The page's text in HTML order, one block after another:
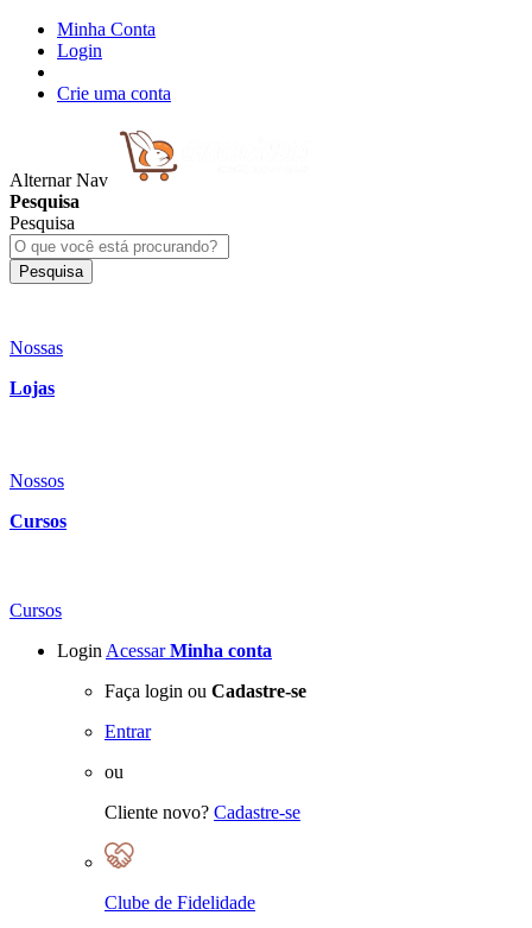
Minha Conta
Login
Crie uma conta
Alternar Nav
Pesquisa
Pesquisa
Pesquisa
Nossas
Lojas
Nossos
Cursos
Cursos
Login Acessar Minha conta
Faça login ou Cadastre-se
Entrar
ou
Cliente novo? Cadastre-se
Clube de Fidelidade